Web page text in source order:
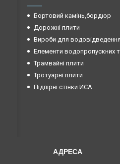
Бортовий камінь,бордюр
Дорожні плити
Вироби для
Елементи водопропускних
Трамвайні плити
Тротуарні плити
Підпірні стінки ИСА